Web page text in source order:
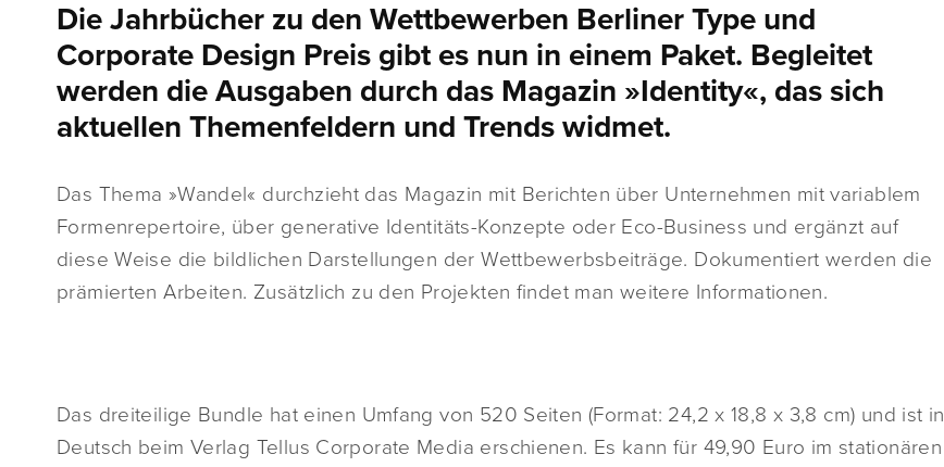
Die Jahrbücher zu den Wettbewerben Berliner Type und
Corporate Design Preis gibt es nun in einem Paket. Begleitet
werden die Ausgaben durch das Magazin »Identity«, das sich
aktuellen Themenfeldern und Trends widmet.
Das Thema »Wandel« durchzieht das Magazin mit Berichten über Unternehmen mit variablem
Formenrepertoire, über generative Identitäts-Konzepte oder Eco-Business und ergänzt auf
diese Weise die bildlichen Darstellungen der Wettbewerbsbeiträge. Dokumentiert werden die
prämierten Arbeiten. Zusätzlich zu den Projekten findet man weitere Informationen.
Das dreiteilige Bundle hat einen Umfang von 520 Seiten (Format: 24,2 x 18,8 x 3,8 cm) und ist in
Deutsch beim Verlag Tellus Corporate Media erschienen. Es kann für 49,90 Euro im stationären